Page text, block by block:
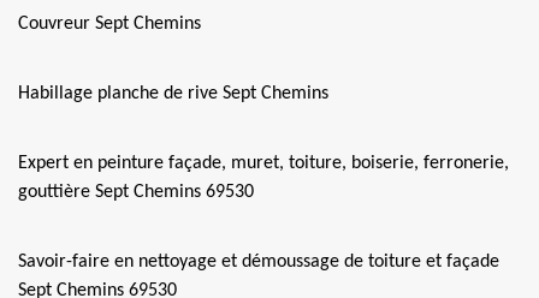
Couvreur Sept Chemins
Habillage planche de rive Sept Chemins
Expert en peinture façade, muret, toiture, boiserie, ferronerie,
gouttière Sept Chemins 69530
Savoir-faire en nettoyage et démoussage de toiture et façade
Sept Chemins 69530